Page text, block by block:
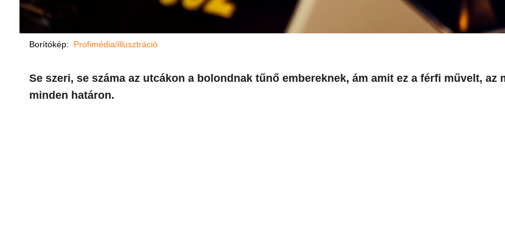
Borítókép: Profimédia/illusztráció
Se szeri, se száma az utcákon a bolondnak tűnő embereknek, ám amit ez a férfi művelt, az
minden határon.